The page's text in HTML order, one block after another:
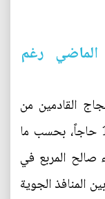
الماضي رغم
القادمين من
خارج المملكة بلغ أكثر من 1,518,153 حاجاً، بحسب ما
صالح المربع في
المنافذ الجوية